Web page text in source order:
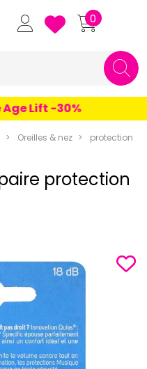
Grande Pharmacie
0
Lift -30%
Oreilles & nez protection
protection